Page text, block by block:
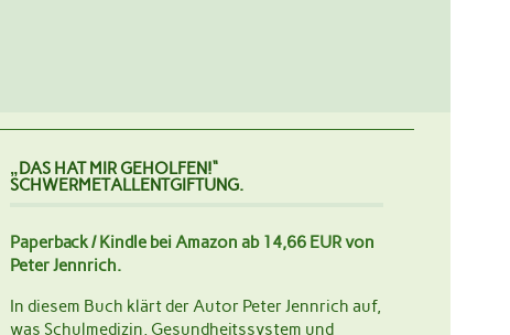
„DAS HAT MIR GEHOLFEN!“
SCHWERMETALLENTGIFTUNG.
Paperback / Kindle bei Amazon ab 14,66 EUR von
Peter Jennrich.
In diesem Buch klärt der Autor Peter Jennrich auf,
was Schulmedizin, Gesundheitssystem und